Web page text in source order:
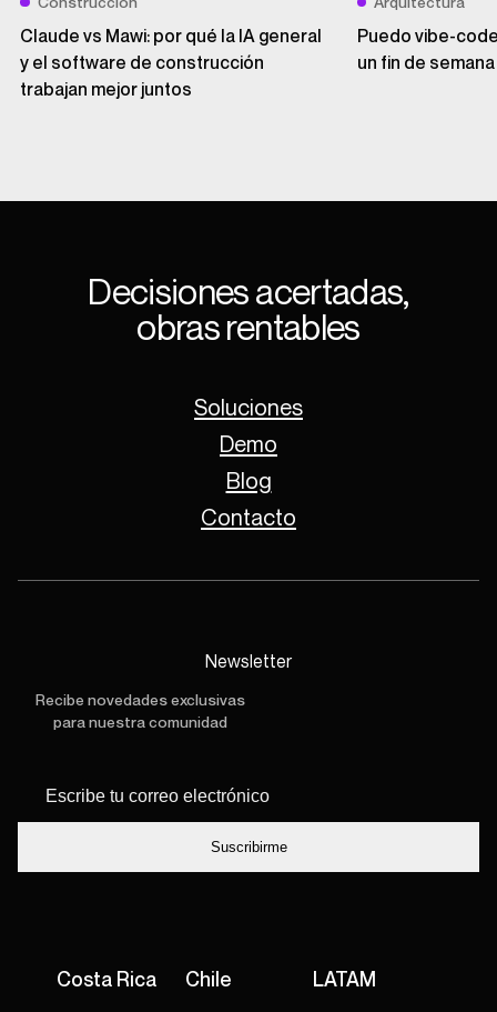
Claude vs Mawi: por qué la IA general
y el software de construcción
trabajan mejor juntos
Puedo vibe-
un fin de semana
Decisiones acertadas,
obras rentables
Newsletter
Recibe novedades exclusivas
para nuestra comunidad
correo
Costa Rica Chile LATAM
Soluciones
Demo
Blog
Contacto